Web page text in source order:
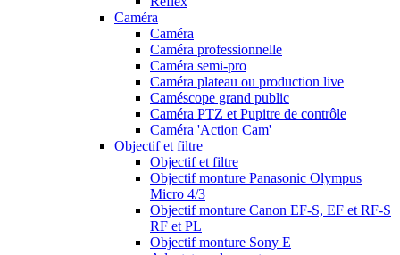
Caméra
Caméra
Caméra professionnelle
Caméra semi-pro
Caméra plateau ou production live
Caméscope grand public
Caméra PTZ et Pupitre de contrôle
Caméra 'Action Cam'
Objectif et filtre
Objectif et filtre
Objectif monture Panasonic Olympus
Micro 4/3
Objectif monture Canon EF-S, EF et RF-S
RF et PL
Objectif monture Sony E